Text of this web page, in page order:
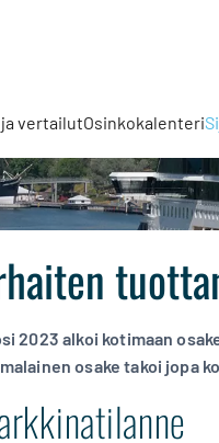
vertailutOsinkokalenteri
2023 alkoi kotimaan
osake takoi jopa